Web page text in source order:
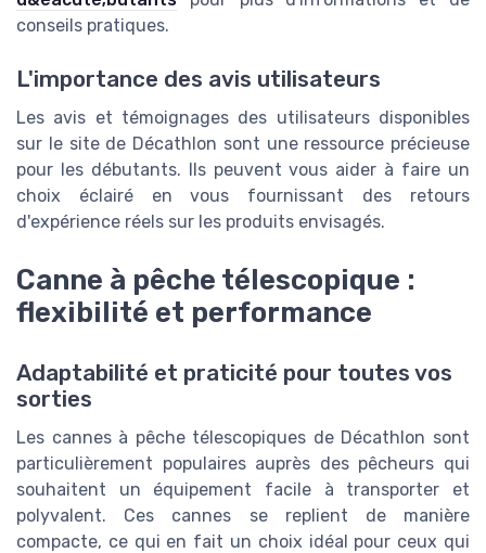
conseils pratiques.
L'importance des avis utilisateurs
Les avis et témoignages des utilisateurs disponibles
sur le site de Décathlon sont une ressource précieuse
pour les débutants. Ils peuvent vous aider à faire un
choix éclairé en vous fournissant des retours
d'expérience réels sur les produits envisagés.
Canne à pêche télescopique :
flexibilité et performance
Adaptabilité et praticité pour toutes vos
sorties
Les cannes à pêche télescopiques de Décathlon sont
particulièrement populaires auprès des pêcheurs qui
souhaitent un équipement facile à transporter et
polyvalent. Ces cannes se replient de manière
compacte, ce qui en fait un choix idéal pour ceux qui